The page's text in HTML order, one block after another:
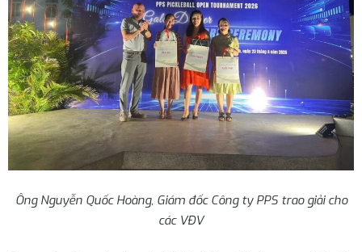
Ông Nguyễn Quốc Hoàng, Giám đốc Công ty PPS trao giải cho
các VĐV